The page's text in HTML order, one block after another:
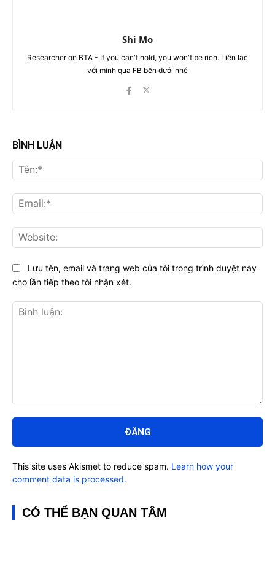
Shi Mo
Researcher on BTA - If you can't hold, you won't be rich. Liên lạc
với mình qua FB bên dưới nhé
BÌNH LUẬN
luận:
Lưu tên, email và trang web của tôi trong trình duyệt này
cho lần tiếp theo tôi nhận xét.
This site uses Akismet to reduce spam. Learn how your
comment data is processed.
CÓ THỂ BẠN QUAN TÂM